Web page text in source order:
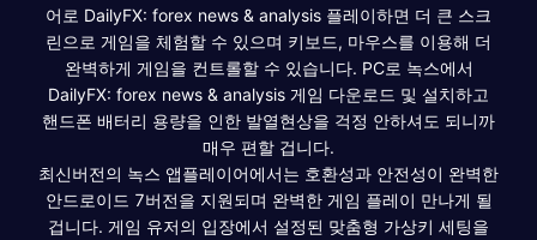
어로 DailyFX: forex news & analysis 플레이하면 더 큰 스크
린으로 게임을 체험할 수 있으며 키보드, 마우스를 이용해 더
완벽하게 게임을 컨트롤할 수 있습니다. PC로 녹스에서
DailyFX: forex news & analysis 게임 다운로드 및 설치하고
핸드폰 배터리 용량을 인한 발열현상을 걱정 안하셔도 되니까
매우 편할 겁니다.
최신버전의 녹스 앱플레이어에서는 호환성과 안전성이 완벽한
안드로이드 7버전을 지원되며 완벽한 게임 플레이 만나게 될
겁니다. 게임 유저의 입장에서 설정된 맞춤형 가상키 세팅을